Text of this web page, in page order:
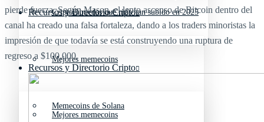
Recursos y Directorio Cripto
Mejores memecoins
Memecoins de Solana
Criptomonedas que más han subido en 2025
Recursos y Directorio Cripto
Mejores memecoins
pierde fuerza. Según Mason, el lento ascenso de Bitcoin dentro del
canal ha creado una falsa fortaleza, dando a los traders minoristas la
impresión de que todavía se está construyendo una ruptura de
regreso a $100,000.